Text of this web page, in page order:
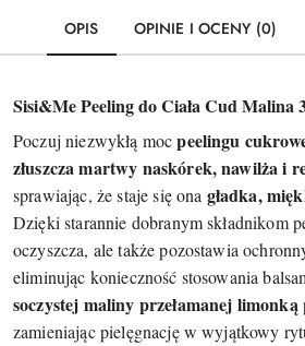
OPIS OPINIE I OCENY (0)
Sisi&Me Peeling do Ciała Cud Malina
Poczuj niezwykłą mocpeelingu
złuszcza martwy naskórek, nawilża i
sprawiając, że staje się ona gładka,
Dzięki starannie dobranym składnikom
oczyszcza, ale także pozostawia
eliminując konieczność stosowania
soczystej maliny przełamanej limonką
zamieniając pielęgnację w wyjątkowy